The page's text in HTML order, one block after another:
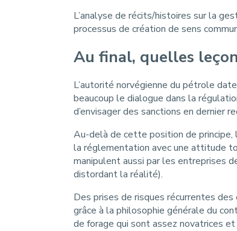
L’analyse de récits/histoires sur la
processus de création de sens
Au final, quelles
L’autorité norvégienne du pétrole
beaucoup le dialogue dans la
d’envisager des sanctions en dernier
Au-delà de cette position de principe,
la réglementation avec une attitude
manipulent aussi par les entreprises
distordant la réalité).
Des prises de risques récurrentes
grâce à la philosophie générale du
de forage qui sont assez novatrices